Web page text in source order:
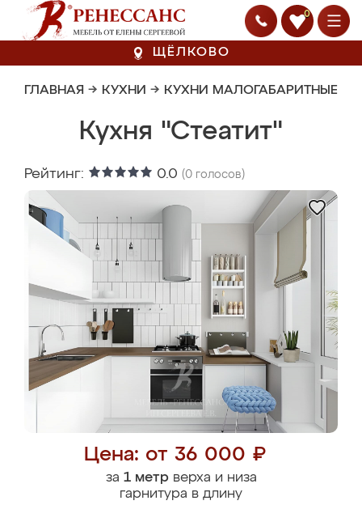
0
ЩЁЛКОВО
ГЛАВНАЯ → КУХНИ → КУХНИ МАЛОГАБАРИТНЫЕ
Кухня "Стеатит"
Рейтинг: 0.0 (0 голосов)
Цена: от 36 000 ₽
за 1 метрверха и низа
гарнитура в длину